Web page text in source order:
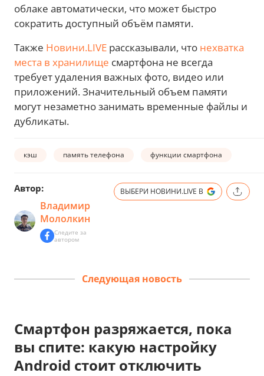
облаке автоматически, что может быстро
сократить доступный объём памяти.
Также Новини.LIVE рассказывали, что нехватка
места в хранилище смартфона не всегда
требует удаления важных фото, видео или
приложений. Значительный объем памяти
могут незаметно занимать временные файлы и
дубликаты.
кэш память телефона функции смартфона
Автор:
Владимир
Мололкин
Следите за
автором
ВЫБЕРИ НОВИНИ.LIVE В
Следующая новость
Смартфон разряжается, пока
вы спите: какую настройку
Android стоит отключить